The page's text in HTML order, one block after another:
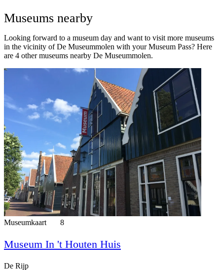
Museums nearby
Looking forward to a museum day and want to visit more museums
in the vicinity of De Museummolen with your Museum Pass? Here
are 4 other museums nearby De Museummolen.
Museumkaart 8
Museum In 't Houten Huis
De Rijp